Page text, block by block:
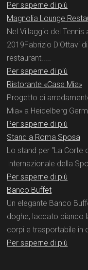
Per saperne di più
Magnolia Lounge
Nel Villaggio del
2019Fabrizio D'Ottavi
restaurant.....
Per saperne di più
Ristorante «Casa Mia»
Progetto di
Mia» a Heidelberg
Per saperne di più
Stand a Roma Sposa
Lo stand per "La Corte
Internazionale della
Per saperne di più
Banco Buffet
Un elegante Banco
doghe, laccato bianco
corpi e trasportabile in
Per saperne di più